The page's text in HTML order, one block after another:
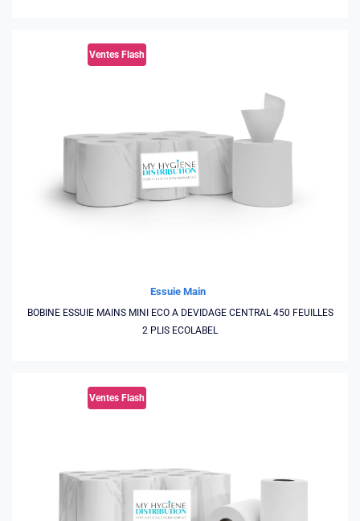
Ventes Flash
Essuie Main
BOBINE ESSUIE MAINS MINI ECO A DEVIDAGE CENTRAL 450 FEUILLES
2 PLIS ECOLABEL
Ventes Flash